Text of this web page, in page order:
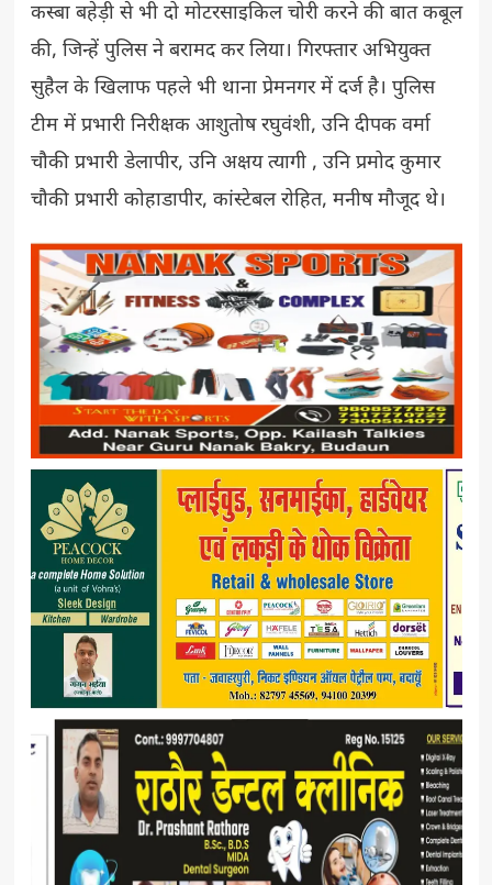
कस्बा बहेड़ी से भी दो मोटरसाइकिल चोरी करने की बात कबूल
की, जिन्हें पुलिस ने बरामद कर लिया। गिरफ्तार अभियुक्त
सुहैल के खिलाफ पहले भी थाना प्रेमनगर में दर्ज है। पुलिस
टीम में प्रभारी निरीक्षक आशुतोष रघुवंशी, उनि दीपक वर्मा
चौकी प्रभारी डेलापीर, उनि अक्षय त्यागी , उनि प्रमोद कुमार
चौकी प्रभारी कोहाडापीर, कांस्टेबल रोहित, मनीष मौजूद थे।